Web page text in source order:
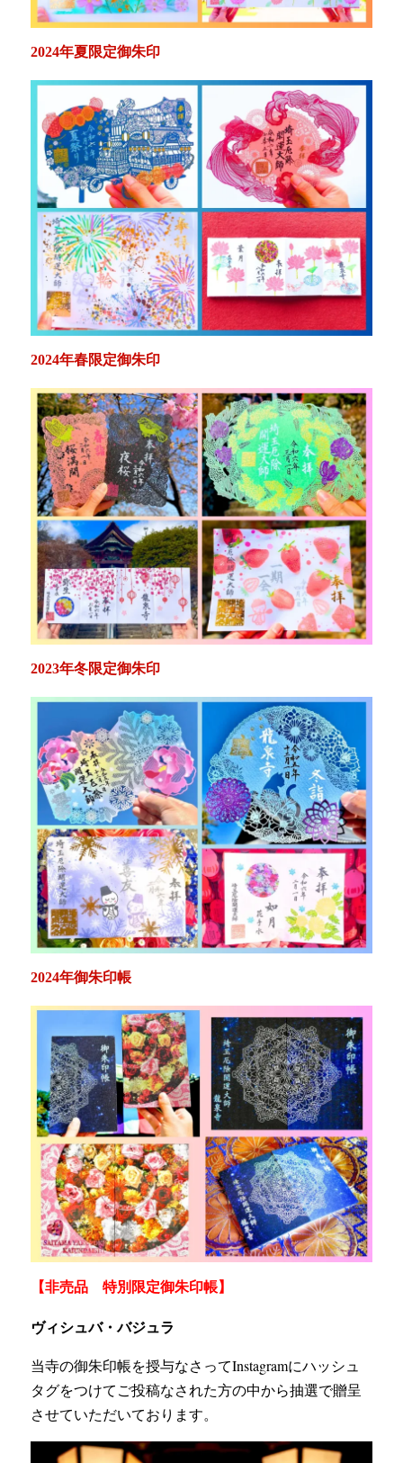
2024年夏限定御朱印
2024年春限定御朱印
2023年冬限定御朱印
2024年御朱印帳
【非売品 特別限定御朱印帳】
ヴィシュバ・バジュラ
当寺の御朱印帳を授与なさってInstagramにハッシュ
タグをつけてご投稿なされた方の中から抽選で贈呈
させていただいております。